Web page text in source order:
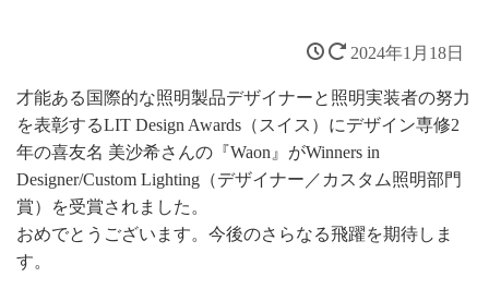
2024年1月18日
才能ある国際的な照明製品デザイナーと照明実装者の努力
を表彰するLIT Design Awards（スイス）にデザイン専修2
年の喜友名 美沙希さんの『Waon』がWinners in
Designer/Custom Lighting（デザイナー／カスタム照明部門
賞）を受賞されました。
おめでとうございます。今後のさらなる飛躍を期待しま
す。